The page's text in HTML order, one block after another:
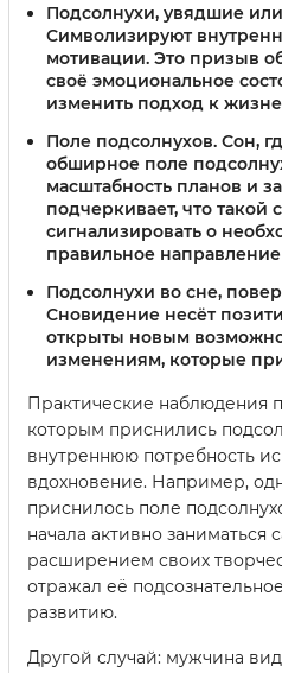
Подсолнухи, увядшие
Символизируют
мотивации. Это призыв
своё эмоциональное
изменить подход к
Поле подсолнухов. Сон,
обширное поле
масштабность планов и
подчеркивает, что такой
сигнализировать о
правильное
Подсолнухи во сне,
Сновидение несёт
открыты новым
изменениям, которые
Практические наблюдения
которым приснились
внутреннюю потребность
вдохновение. Например,
приснилось поле
начала активно заниматься
расширением своих
отражал её
развитию.
Другой случай: мужчина